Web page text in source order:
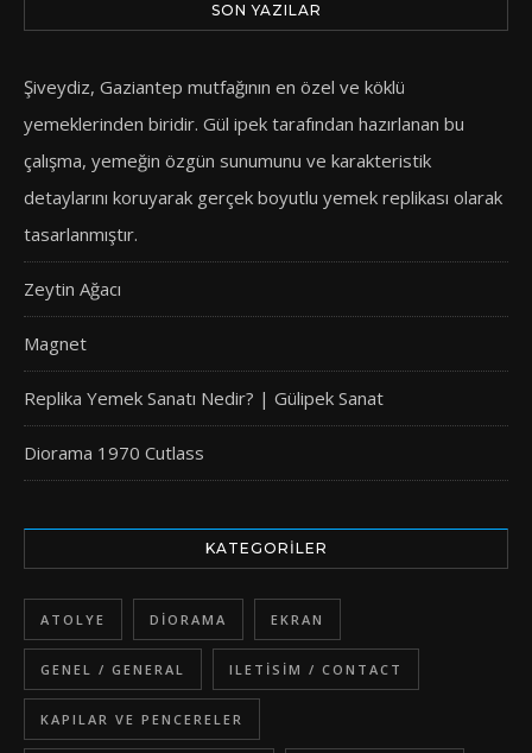
SON YAZILAR
Şiveydiz, Gaziantep mutfağının en özel ve köklü
yemeklerinden biridir. Gül ipek tarafından hazırlanan bu
çalışma, yemeğin özgün sunumunu ve karakteristik
detaylarını koruyarak gerçek boyutlu yemek replikası olarak
tasarlanmıştır.
Zeytin Ağacı
Magnet
Replika Yemek Sanatı Nedir? | Gülipek Sanat
Diorama 1970 Cutlass
KATEGORILER
ATOLYE DIORAMA EKRAN
GENEL / GENERAL ILETISIM / CONTACT
KAPILAR VE PENCERELER